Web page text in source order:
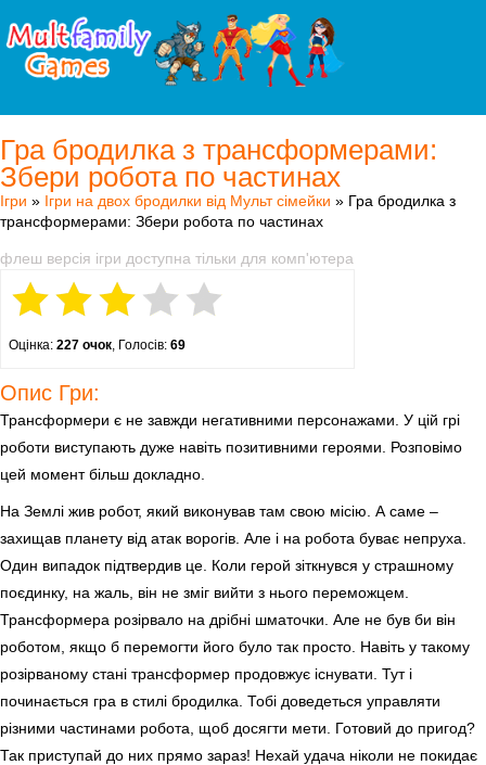
Гра бродилка з трансформерами:
Збери робота по частинах
Ігри » Ігри на двох бродилки від Мульт сімейки » Гра бродилка з
трансформерами: Збери робота по частинах
флеш версія ігри доступна тільки для комп'ютера
Оцінка: 227 очок, Голосів: 69
Опис Гри:
Трансформери є не завжди негативними персонажами. У цій грі
роботи виступають дуже навіть позитивними героями. Розповімо
цей момент більш докладно.
На Землі жив робот, який виконував там свою місію. А саме –
захищав планету від атак ворогів. Але і на робота буває непруха.
Один випадок підтвердив це. Коли герой зіткнувся у страшному
поєдинку, на жаль, він не зміг вийти з нього переможцем.
Трансформера розірвало на дрібні шматочки. Але не був би він
роботом, якщо б перемогти його було так просто. Навіть у такому
розірваному стані трансформер продовжує існувати. Тут і
починається гра в стилі бродилка. Тобі доведеться управляти
різними частинами робота, щоб досягти мети. Готовий до пригод?
Так приступай до них прямо зараз! Нехай удача ніколи не покидає